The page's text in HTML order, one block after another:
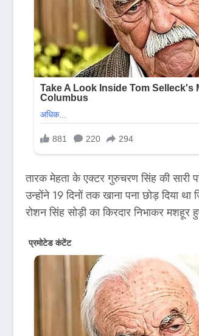
तारक मेहता के एक्टर गुरुचरण सिंह की सारी
उन्होंने 19 दिनों तक खाना पना छोड़ दिया
रोशन सिंह सोड़ी का किरदार निभाकर